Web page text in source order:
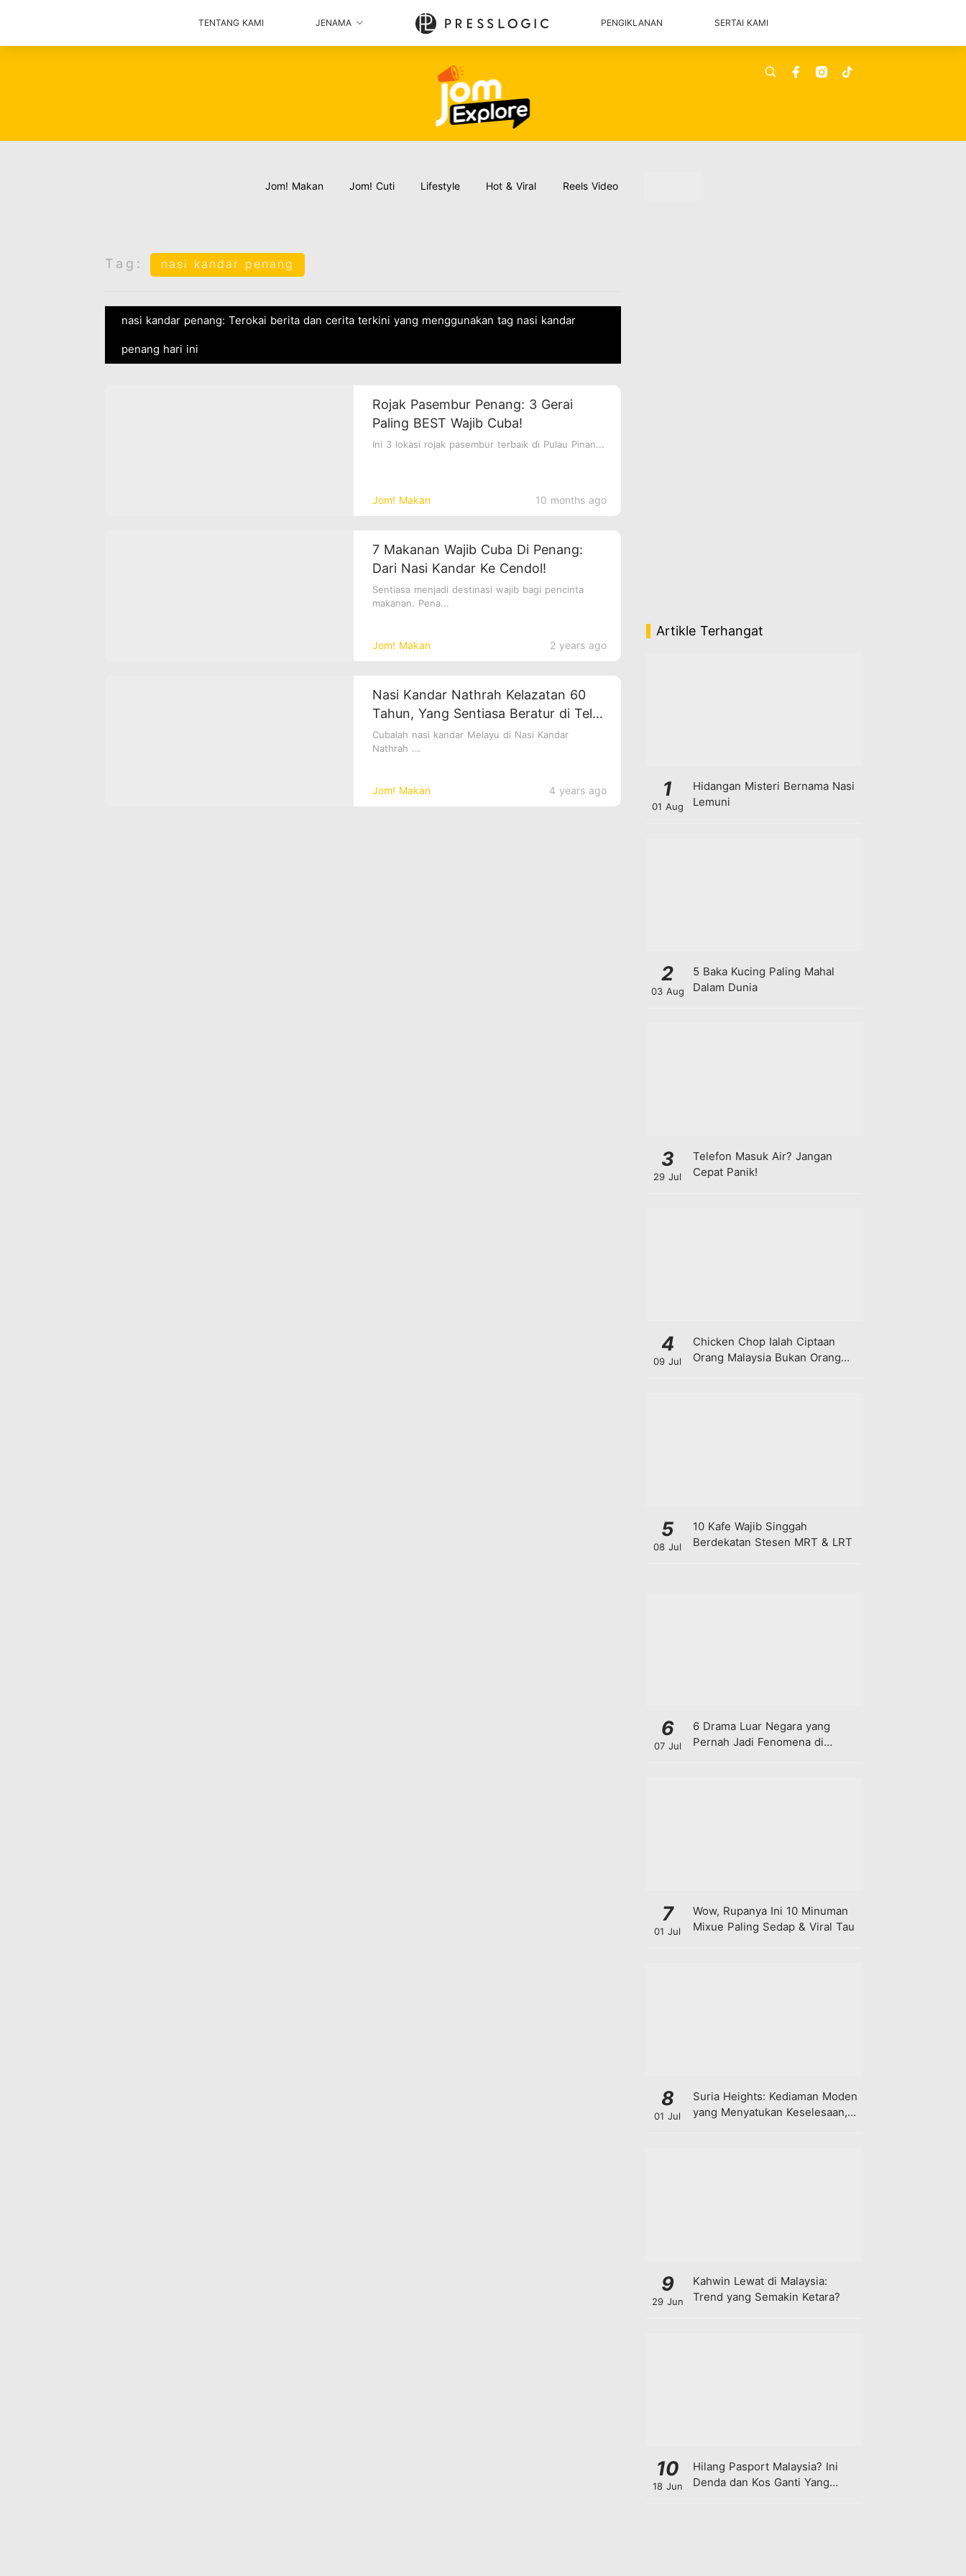
TENTANG KAMI JENAMA PENGIKLANAN SERTAI KAMI
Jom! Makan Jom! Cuti Lifestyle Hot & Viral Reels Video
Tag: nasi kandar penang
nasi kandar penang: Terokai berita dan cerita terkini yang menggunakan tag nasi kandar
penang hari ini
Jom! Makan 10 months ago
Rojak Pasembur Penang: 3 Gerai
Paling BEST Wajib Cuba!
Ini 3 lokasi rojak pasembur terbaik di Pulau Pinan...
Jom! Makan 2 years ago
7 Makanan Wajib Cuba Di Penang:
Dari Nasi Kandar Ke Cendol!
Sentiasa menjadi destinasi wajib bagi pencinta
makanan. Pena...
Jom! Makan 4 years ago
Nasi Kandar Nathrah Kelazatan 60
Tahun, Yang Sentiasa Beratur di Teluk
Kumbar, Penang
Cubalah nasi kandar Melayu di Nasi Kandar
Nathrah ...
Artikle Terhangat
1
01 Aug
Hidangan Misteri Bernama Nasi
Lemuni
2
03 Aug
5 Baka Kucing Paling Mahal
Dalam Dunia
3
29 Jul
Telefon Masuk Air? Jangan
Cepat Panik!
4
09 Jul
Chicken Chop Ialah Ciptaan
Orang Malaysia Bukan Orang
5
08 Jul
10 Kafe Wajib Singgah
Berdekatan Stesen MRT & LRT
6
07 Jul
6 Drama Luar Negara yang
Pernah Jadi Fenomena di
7
01 Jul
Wow, Rupanya Ini 10 Minuman
Mixue Paling Sedap & Viral Tau
8
01 Jul
Suria Heights: Kediaman Moden
yang Menyatukan Keselesaan,
9
29 Jun
Kahwin Lewat di Malaysia:
Trend yang Semakin Ketara?
10
18 Jun
Hilang Pasport Malaysia? Ini
Denda dan Kos Ganti Yang